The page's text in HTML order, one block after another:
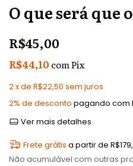
O que será que
R$45,00
R$44,10 comPix
2x de R$22,50 sem juros
2% de desconto pagando com
Ver mais detalhes
Frete grátis a partir de
Não acumulável com outras